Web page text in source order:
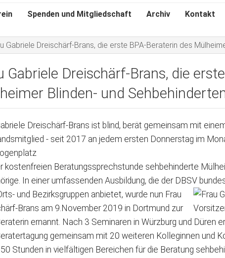
Spenden und Mitgliedschaft Archiv Kontakt
Gabriele Dreischärf-Brans, die erste BPA-Beraterin des
Gabriele Dreischärf-Brans, die
Blinden- und
Dreischärf-Brans ist blind, berät gemeinsam mit
- seit 2017 an jedem ersten Donnerstag im
kostenfreien Beratungssprechstunde sehbehinderte
In einer umfassenden Ausbildung, die der DBSV
und Bezirksgruppen anbietet, wurde nun Frau
Brans am 9.November 2019 in Dortmund zur
ernannt. Nach 3 Seminaren in Würzburg und Düren
gemeinsam mit 20 weiteren Kolleginnen und
Stunden in vielfältigen Bereichen für die Beratung